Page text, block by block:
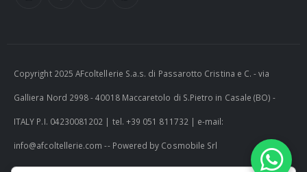
Copyright 2025 AFcoltellerie S.a.s. di Passarotto Cristina e C. - via
Galliera Nord 2998 - 40018 Maccaretolo di S.Pietro in Casale (BO) -
ITALY P.I. 04230081202 | tel. +39 051 811732 | e-mail:
info@afcoltellerie.com -- Powered by Cosmobile Srl